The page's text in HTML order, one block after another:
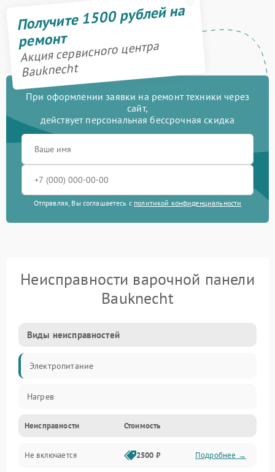
Получите 1500 рублей на
ремонт
Акция сервисного центра
Bauknecht
При оформлении заявки на ремонт техники через
сайт,
действует персональная бессрочная скидка
Отправляя, Вы соглашаетесь с политикой конфиденциальности
Неисправности варочной панели
Bauknecht
Виды неисправностей
Электропитание
Нагрев
Неисправности Стоимость
Не включается 2500 ₽ Подробнее →